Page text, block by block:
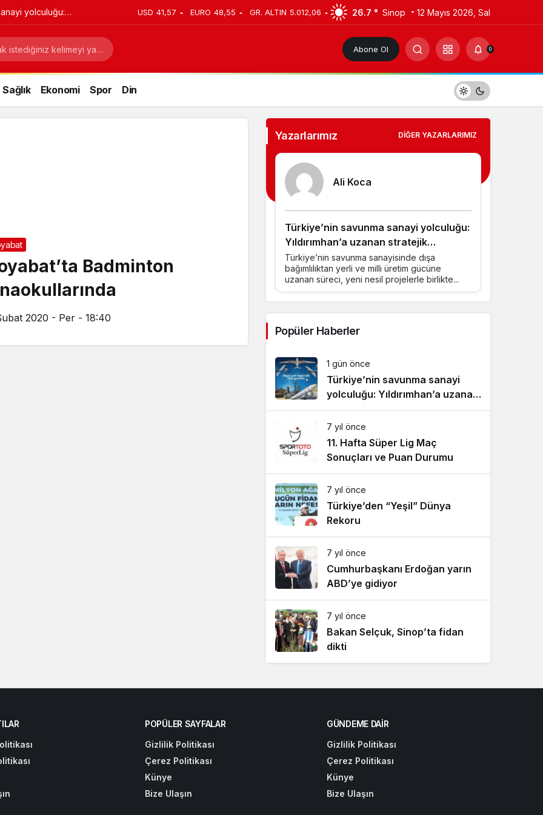
yolculuğu:
dönüşüm
USD 41,57 EURO 48,55 GR. ALTIN 5.012,06 26.7 ° Sinop 12 Mayıs 2026, Sal
Abone Ol 0
Sağlık Ekonomi Spor Din
Badminton
2020 - Per - 18:40
Yazarlarımız DIĞER YAZARLARIMIZ
Ali Koca
Türkiye’nin savunma sanayi yolculuğu:
Yıldırımhan’a uzanan stratejik
dönüşüm
Türkiye’nin savunma sanayisinde dışa
bağımlılıktan yerli ve milli üretim gücüne
uzanan süreci, yeni nesil projelerle birlikte...
Popüler Haberler
1 gün önce
Türkiye’nin savunma sanayi
yolculuğu: Yıldırımhan’a uzanan
stratejik dönüşüm
7 yıl önce
11. Hafta Süper Lig Maç
Sonuçları ve Puan Durumu
7 yıl önce
Türkiye’den “Yeşil” Dünya
Rekoru
7 yıl önce
Cumhurbaşkanı Erdoğan yarın
ABD’ye gidiyor
7 yıl önce
Bakan Selçuk, Sinop’ta fidan
dikti
POPÜLER SAYFALAR
Gizlilik Politikası
Çerez Politikası
Künye
Bize Ulaşın
GÜNDEME DAIR
Gizlilik Politikası
Çerez Politikası
Künye
Bize Ulaşın